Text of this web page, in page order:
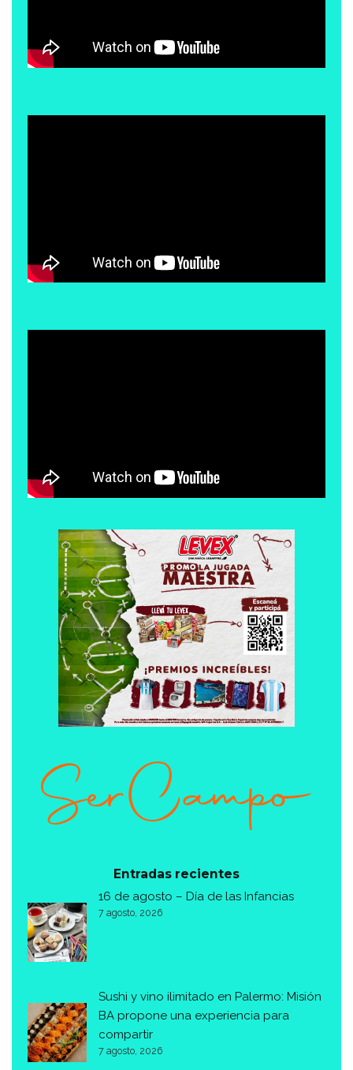
Entradas recientes
16 de agosto – Día de las Infancias
7 agosto, 2026
Sushi y vino ilimitado en Palermo: Misión
BA propone una experiencia para
compartir
7 agosto, 2026